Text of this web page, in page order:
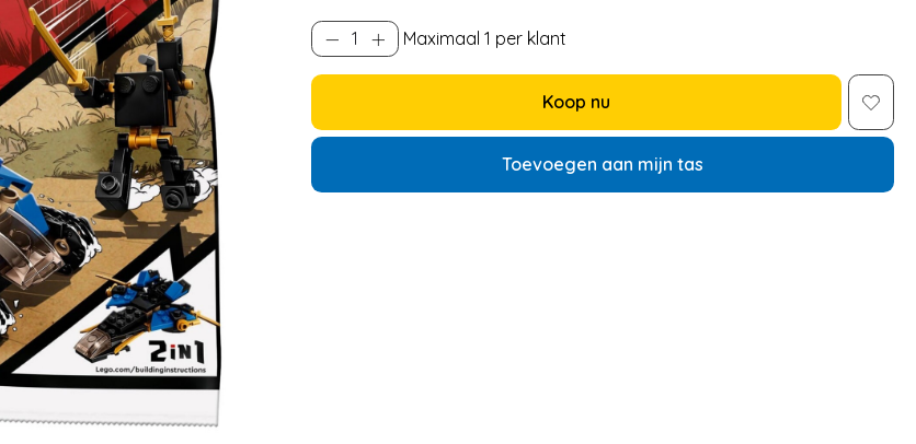
Maximaal 1 per klant
Koop nu
Toevoegen aan mijn tas